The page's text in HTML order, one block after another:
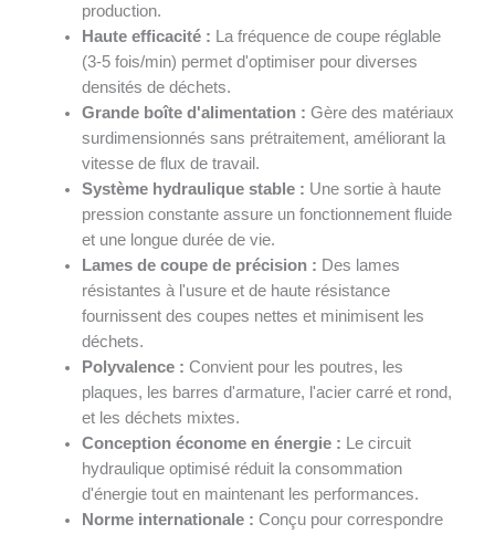
production.
Haute efficacité :
La fréquence de coupe réglable
(3-5 fois/min) permet d'optimiser pour diverses
densités de déchets.
Grande boîte d'alimentation : Gère des matériaux
surdimensionnés sans prétraitement, améliorant la
vitesse de flux de travail.
Système hydraulique stable : Une sortie à haute
pression constante assure un fonctionnement fluide
et une longue durée de vie.
Lames de coupe de précision : Des lames
résistantes à l'usure et de haute résistance
fournissent des coupes nettes et minimisent les
déchets.
Polyvalence : Convient pour les poutres, les
plaques, les barres d'armature, l'acier carré et rond,
et les déchets mixtes.
Conception économe en énergie :
Le circuit
hydraulique optimisé réduit la consommation
d'énergie tout en maintenant les performances.
Norme internationale : Conçu pour correspondre